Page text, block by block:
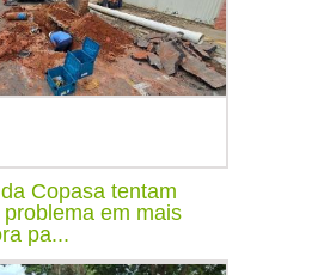
Copasa tentam
em mais
pa...